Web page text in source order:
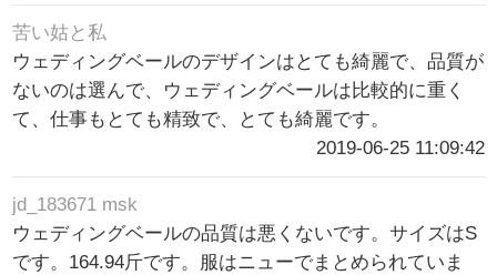
苦い姑と私
ウェディングベールのデザインはとても綺麗で、品質が
ないのは選んで、ウェディングベールは比較的に重く
て、仕事もとても精致で、とても綺麗です。
2019-06-25 11:09:42
jd_183671 msk
ウェディングベールの品質は悪くないです。サイズはS
です。164.94斤です。服はニューでまとめられていま